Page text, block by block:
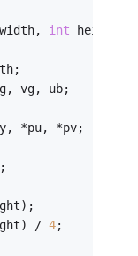
width, int height,
vg, ub;
*pu, *pv;
;
/
4;